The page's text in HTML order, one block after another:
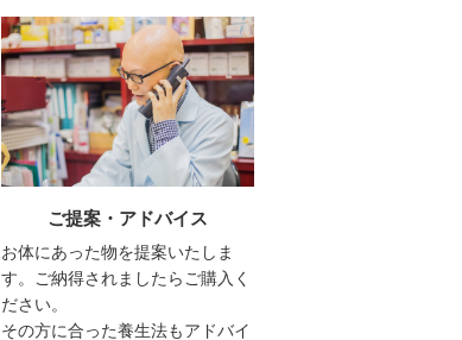
ご提案・アドバイス
お体にあった物を提案いたしま
す。ご納得されましたらご購入く
ださい。
その方に合った養生法もアドバイ